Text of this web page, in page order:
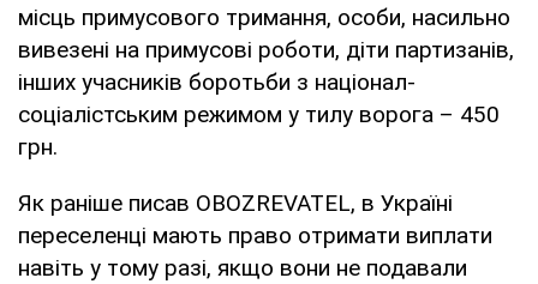
місць примусового тримання, особи, насильно
вивезені на примусові роботи, діти партизанів,
інших учасників боротьби з націонал-
соціалістським режимом у тилу ворога – 450
грн.
Як раніше писав OBOZREVATEL, в Україні
переселенці мають право отримати виплати
навіть у тому разі, якщо вони не подавали